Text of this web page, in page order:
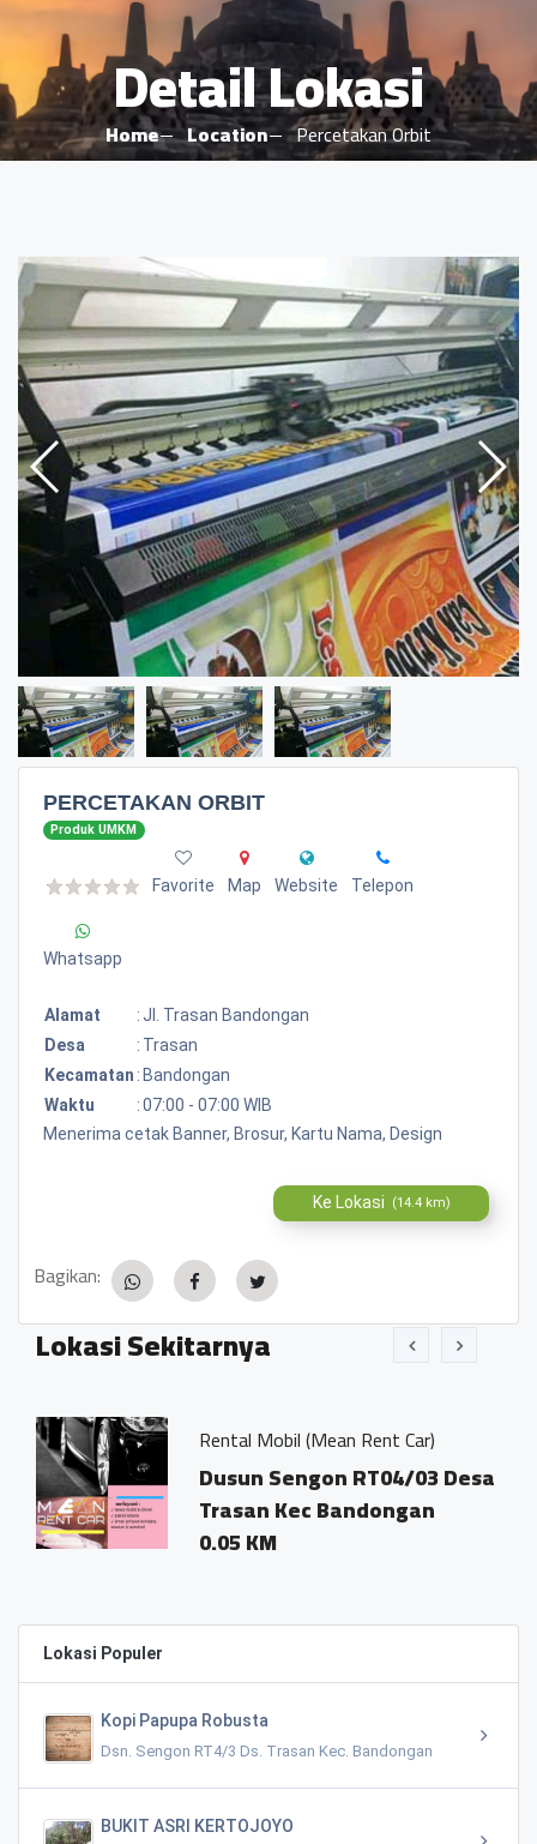
Detail Lokasi
Home Location Percetakan Orbit
PERCETAKAN ORBIT
Produk UMKM
Favorite Map Website Telepon
Whatsapp
Alamat : Jl. Trasan Bandongan
Desa
: Trasan
Kecamatan : Bandongan
Waktu
:07:00 - 07:00 WIB
Menerima cetak Banner, Brosur, Kartu Nama, Design
Ke Lokasi (14.4 km)
Bagikan:
Lokasi Sekitarnya
Rental Mobil (Mean Rent Car)
Dusun Sengon RT04/03 Desa
Trasan Kec Bandongan
0.05 KM
Lokasi Populer
Kopi Papupa Robusta
Dsn. Sengon RT4/3 Ds. Trasan Kec. Bandongan
BUKIT ASRI KERTOJOYO